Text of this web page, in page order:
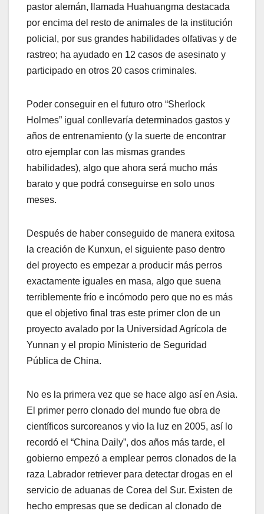
pastor alemán, llamada Huahuangma destacada
por encima del resto de animales de la institución
policial, por sus grandes habilidades olfativas y de
rastreo; ha ayudado en 12 casos de asesinato y
participado en otros 20 casos criminales.
Poder conseguir en el futuro otro “Sherlock
Holmes” igual conllevaría determinados gastos y
años de entrenamiento (y la suerte de encontrar
otro ejemplar con las mismas grandes
habilidades), algo que ahora será mucho más
barato y que podrá conseguirse en solo unos
meses.
Después de haber conseguido de manera exitosa
la creación de Kunxun, el siguiente paso dentro
del proyecto es empezar a producir más perros
exactamente iguales en masa, algo que suena
terriblemente frío e incómodo pero que no es más
que el objetivo final tras este primer clon de un
proyecto avalado por la Universidad Agrícola de
Yunnan y el propio Ministerio de Seguridad
Pública de China.
No es la primera vez que se hace algo así en Asia.
El primer perro clonado del mundo fue obra de
científicos surcoreanos y vio la luz en 2005, así lo
recordó el “China Daily”, dos años más tarde, el
gobierno empezó a emplear perros clonados de la
raza Labrador retriever para detectar drogas en el
servicio de aduanas de Corea del Sur. Existen de
hecho empresas que se dedican al clonado de